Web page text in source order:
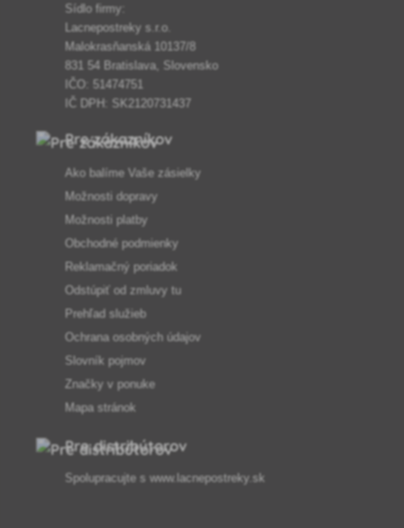
Sídlo firmy:
Lacnepostreky s.r.o.
Malokrasňanská 10137/8
831 54 Bratislava, Slovensko
IČO: 51474751
IČ DPH: SK2120731437
Pre zákazníkov
Ako balíme Vaše zásielky
Možnosti dopravy
Možnosti platby
Obchodné podmienky
Reklamačný poriadok
Odstúpiť od zmluvy tu
Prehľad služieb
Ochrana osobných údajov
Slovník pojmov
Značky v ponuke
Mapa stránok
Pre distribútorov
Spolupracujte s www.lacnepostreky.sk